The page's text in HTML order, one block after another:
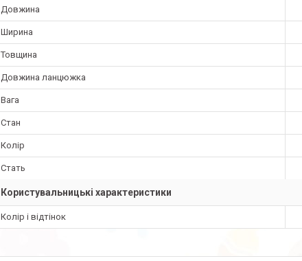
Довжина
Ширина
Товщина
Довжина ланцюжка
Вага
Стан
Колір
Стать
Користувальницькі характеристики
Колір і відтінок